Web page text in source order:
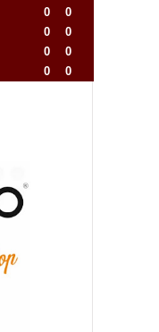
0
0
0
0
0
0
0
0